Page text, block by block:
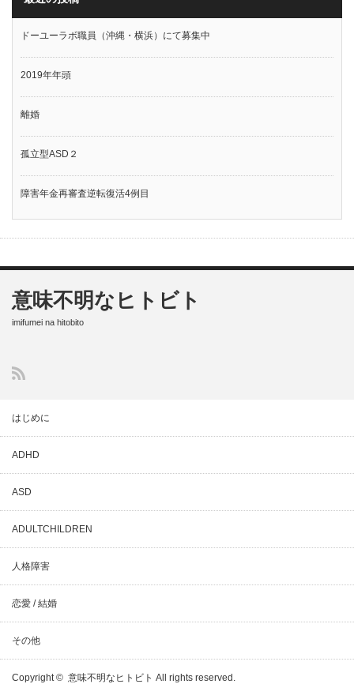
ドーユーラボ職員（沖縄・横浜）にて募集中
2019年年頭
離婚
孤立型ASD２
障害年金再審査逆転復活4例目
意味不明なヒトビト
imifumei na hitobito
はじめに
ADHD
ASD
ADULTCHILDREN
人格障害
恋愛 / 結婚
その他
Copyright © 意味不明なヒトビト All rights reserved.